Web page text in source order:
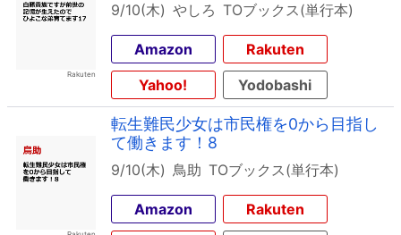
9/10(木) やしろ TOブックス(単行本)
Amazon
Rakuten
Yahoo!
Yodobashi
転生難民少女は市民権を0から目指し
て働きます！8
9/10(木) 鳥助 TOブックス(単行本)
Amazon
Rakuten